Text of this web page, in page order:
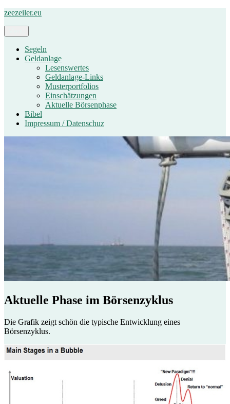
Zum
zeezeiler.eu
Segeln
Geldanlage
Lesenswertes
Geldanlage-Links
Musterportfolios
Einschätzungen
Aktuelle Börsenphase
Bibel
Impressum / Datenschuz
Aktuelle Phase im Börsenzyklus
Die Grafik zeigt schön die typische Entwicklung eines
Börsenzyklus.